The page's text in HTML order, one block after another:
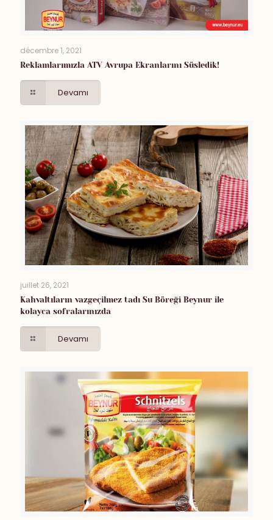
décembre 1, 2021
Reklamlarımızla ATV Avrupa Ekranlarını Süsledik!
Devamı
juillet 26, 2021
Kahvaltıların vazgeçilmez tadı Su Böreği Beynur ile
kolayca sofralarınızda
Devamı